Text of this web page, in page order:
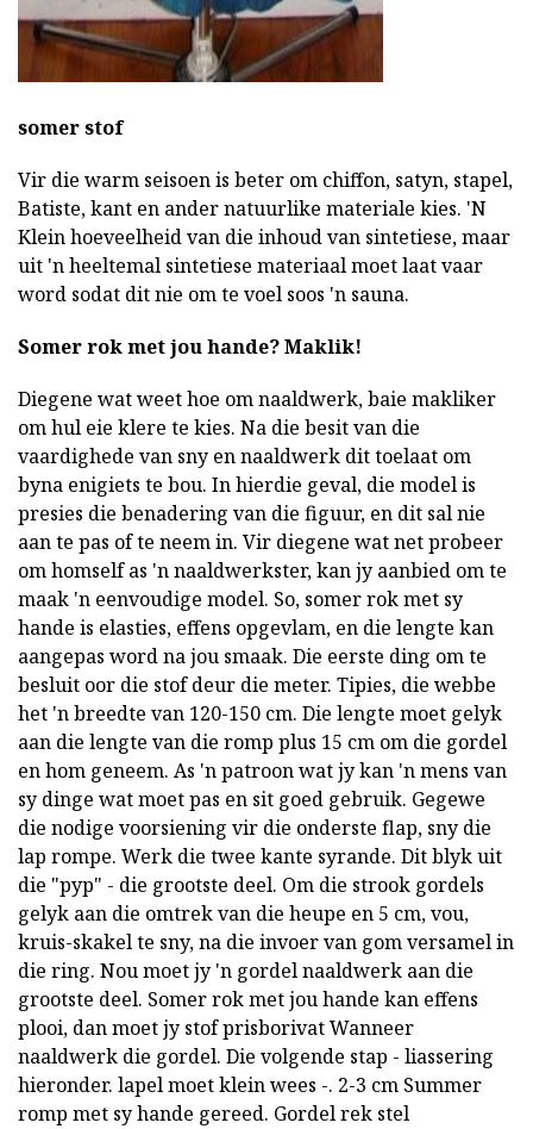
somer stof
Vir die warm seisoen is beter om chiffon, satyn, stapel,
Batiste, kant en ander natuurlike materiale kies. 'N
Klein hoeveelheid van die inhoud van sintetiese, maar
uit 'n heeltemal sintetiese materiaal moet laat vaar
word sodat dit nie om te voel soos 'n sauna.
Somer rok met jou hande?Maklik!
Diegene wat weet hoe om naaldwerk, baie makliker
om hul eie klere te kies. Na die besit van die
vaardighede van sny en naaldwerk dit toelaat om
byna enigiets te bou. In hierdie geval, die model is
presies die benadering van die figuur, en dit sal nie
aan te pas of te neem in. Vir diegene wat net probeer
om homself as 'n naaldwerkster, kan jy aanbied om te
maak 'n eenvoudige model. So, somer rok met sy
hande is elasties, effens opgevlam, en die lengte kan
aangepas word na jou smaak. Die eerste ding om te
besluit oor die stof deur die meter. Tipies, die webbe
het 'n breedte van 120-150 cm. Die lengte moet gelyk
aan die lengte van die romp plus 15 cm om die gordel
en hom geneem. As 'n patroon wat jy kan 'n mens van
sy dinge wat moet pas en sit goed gebruik. Gegewe
die nodige voorsiening vir die onderste flap, sny die
lap rompe. Werk die twee kante syrande. Dit blyk uit
die "pyp" - die grootste deel. Om die strook gordels
gelyk aan die omtrek van die heupe en 5 cm, vou,
kruis-skakel te sny, na die invoer van gom versamel in
die ring. Nou moet jy 'n gordel naaldwerk aan die
grootste deel. Somer rok met jou hande kan effens
plooi, dan moet jy stof prisborivat Wanneer
naaldwerk die gordel. Die volgende stap - liassering
hieronder. lapel moet klein wees -. 2-3 cm Summer
romp met sy hande gereed. Gordel rek stel